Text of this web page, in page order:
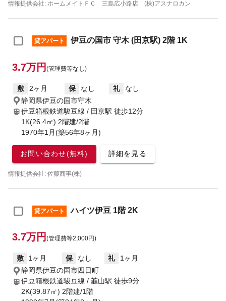
情報提供会社: ホームメイトＦＣ 三島広小路店 (株)アスナロカン
貸アパート 伊豆の国市 守木 (田京駅) 2階 1K
3.7万円 (管理費等なし)
敷 2ヶ月 保 なし 礼
なし
静岡県伊豆の国市守木
伊豆箱根鉄道駿豆線 / 田京駅 徒歩12分
1K(26.4㎡) 2階建/2階
1970年1月(築56年8ヶ月)
お問い合わせ(無料) 詳細を見る
情報提供会社: 佐藤商事(株)
貸アパート ハイツ伊豆 1階 2K
3.7万円 (管理費等2,000円)
敷 1ヶ月 保 なし 礼
1ヶ月
静岡県伊豆の国市四日町
伊豆箱根鉄道駿豆線 / 韮山駅 徒歩9分
2K(39.87㎡) 2階建/1階